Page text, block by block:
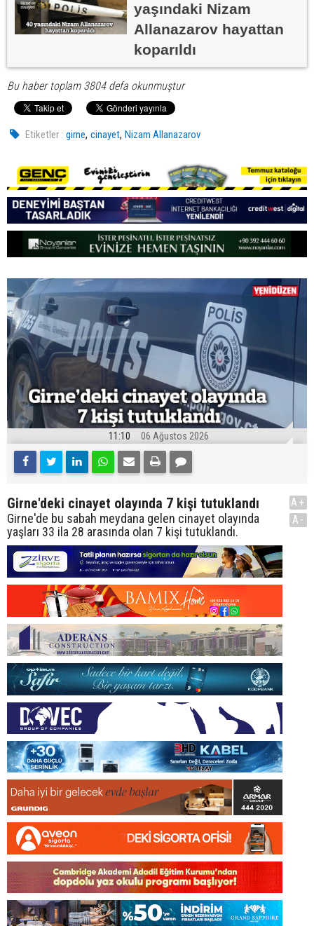
yaşındaki Nizam
Allanazarov hayattan
koparıldı
Bu haber toplam 3804 defa okunmuştur
Etiketler : girne,cinayet,Nizam Allanazarov
11:10 06 Ağustos 2026
Girne'deki cinayet olayında 7 kişi tutuklandı
Girne'de bu sabah meydana gelen cinayet olayında
yaşları 33 ila 28 arasında olan 7 kişi tutuklandı.
A+
A-